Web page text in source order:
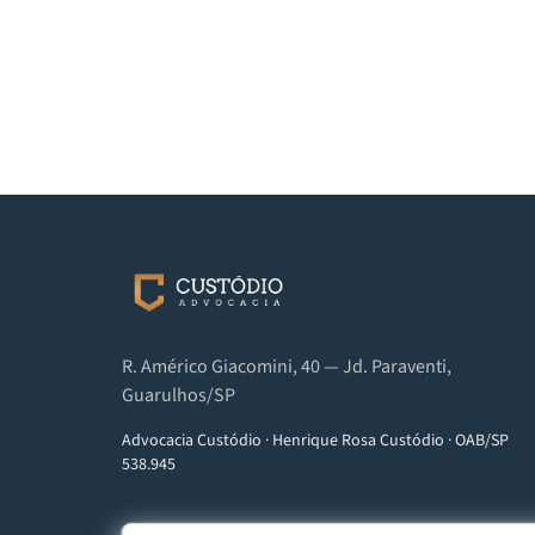
R. Américo Giacomini, 40 — Jd. Paraventi,
Guarulhos/SP
Advocacia Custódio · Henrique Rosa Custódio ·OAB/SP
538.945